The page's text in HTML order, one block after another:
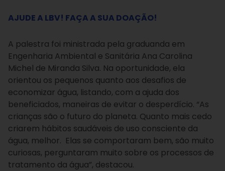
AJUDE A LBV! FAÇA A SUA DOAÇÃO!
A palestra foi ministrada pela graduanda em
Engenharia Ambiental e Sanitária Ana Carolina
Michel de Miranda Silva. Na oportunidade, ela
orientou os pequenos quanto aos desafios de
economizar água, listando, com a ajuda dos
beneficiados, maneiras de evitar o desperdício. “As
crianças são o futuro do planeta. Quanto mais cedo
criarem hábitos saudáveis de uso consciente da
água, melhor. Elas se comportaram bem, são muito
curiosas, perguntaram muito sobre os processos de
tratamento da água”, destacou.